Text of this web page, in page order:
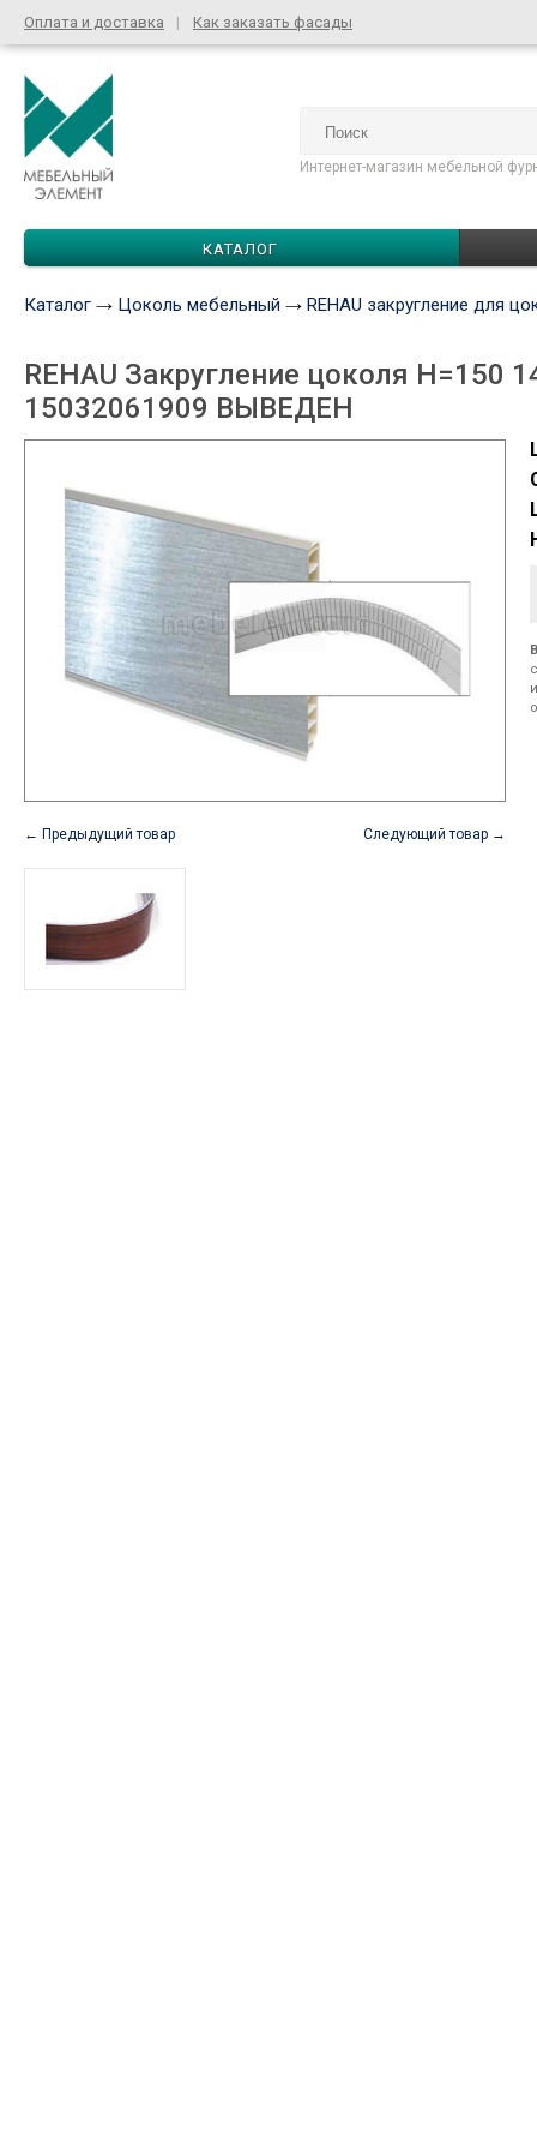
Оплата и доставка Как заказать фасады
Интернет-магазин мебельной
КАТАЛОГ
Каталог Цоколь мебельный REHAU закругление для
REHAU Закругление цоколя Н=150
15032061909 ВЫВЕДЕН
← Предыдущий товар Следующий товар →